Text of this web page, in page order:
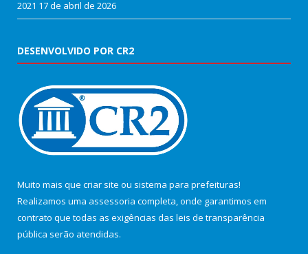
2021 17 de abril de 2026
DESENVOLVIDO POR CR2
Muito mais que criar site ou sistema para prefeituras!
Realizamos uma assessoria completa, onde garantimos em
contrato que todas as exigências das leis de transparência
pública serão atendidas.